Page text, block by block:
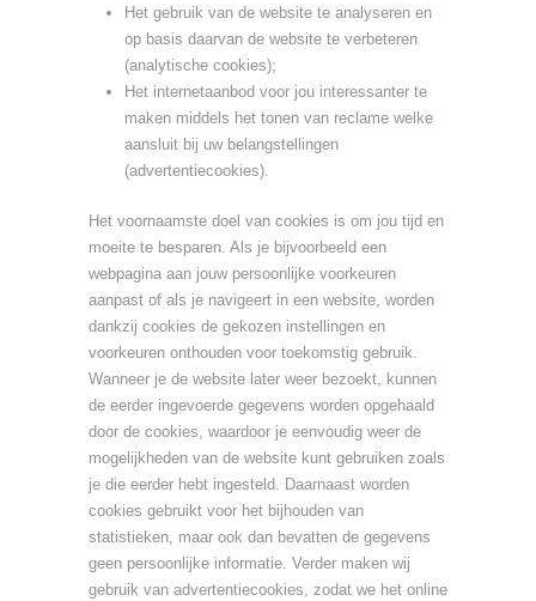
Het gebruik van de website te analyseren en
op basis daarvan de website te verbeteren
(analytische cookies);
Het internetaanbod voor jou interessanter te
maken middels het tonen van reclame welke
aansluit bij uw belangstellingen
(advertentiecookies).
Het voornaamste doel van cookies is om jou tijd en
moeite te besparen. Als je bijvoorbeeld een
webpagina aan jouw persoonlijke voorkeuren
aanpast of als je navigeert in een website, worden
dankzij cookies de gekozen instellingen en
voorkeuren onthouden voor toekomstig gebruik.
Wanneer je de website later weer bezoekt, kunnen
de eerder ingevoerde gegevens worden opgehaald
door de cookies, waardoor je eenvoudig weer de
mogelijkheden van de website kunt gebruiken zoals
je die eerder hebt ingesteld. Daarnaast worden
cookies gebruikt voor het bijhouden van
statistieken, maar ook dan bevatten de gegevens
geen persoonlijke informatie. Verder maken wij
gebruik van advertentiecookies, zodat we het online